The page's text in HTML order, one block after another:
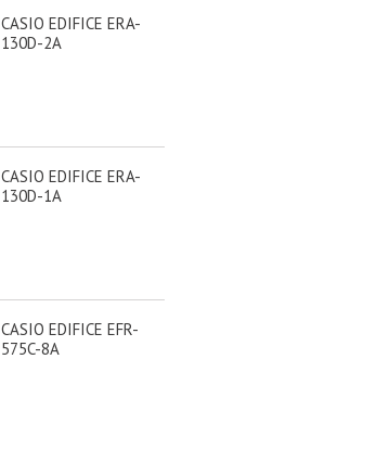
CASIO EDIFICE ERA-
130D-2A
CASIO EDIFICE ERA-
130D-1A
CASIO EDIFICE EFR-
575C-8A